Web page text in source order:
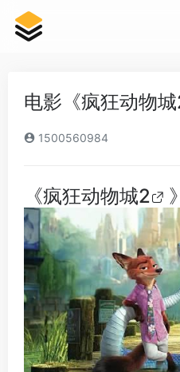
电影《疯狂动物
1500560984
《疯狂动物城2